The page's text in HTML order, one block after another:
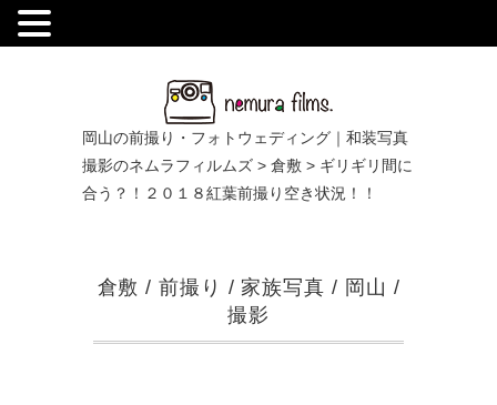
岡山の前撮り・フォトウェディング｜和装写真
撮影のネムラフィルムズ > 倉敷 > ギリギリ間に
合う？！２０１８紅葉前撮り空き状況！！
倉敷 /前撮り / 家族写真 / 岡山 /
撮影